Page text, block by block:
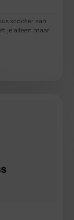
scooter aan
je alleen maar